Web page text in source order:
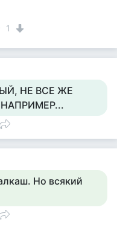
1
НЕ ВСЕ ЖЕ
Но всякий